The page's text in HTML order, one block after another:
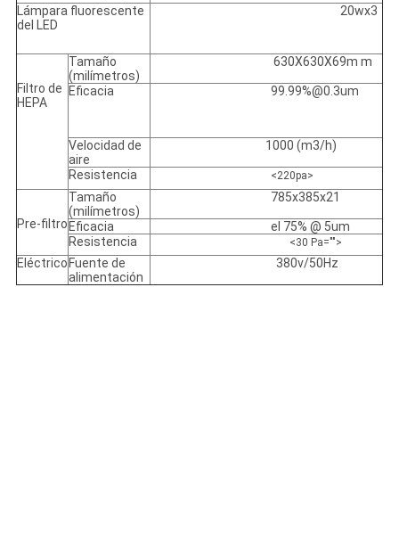
Lámpara fluorescente
del LED
20wx3
Filtro de
HEPA
Tamaño
(milímetros)
630X630X69m m
Eficacia 99.99%@0.3um
Velocidad de
aire
1000 (m3/h)
Resistencia <220pa>
Pre-filtro
Tamaño
(milímetros)
785x385x21
Eficacia
el 75% @ 5um
Resistencia
<30 Pa="">
Eléctrico Fuente de
alimentación
380v/50Hz